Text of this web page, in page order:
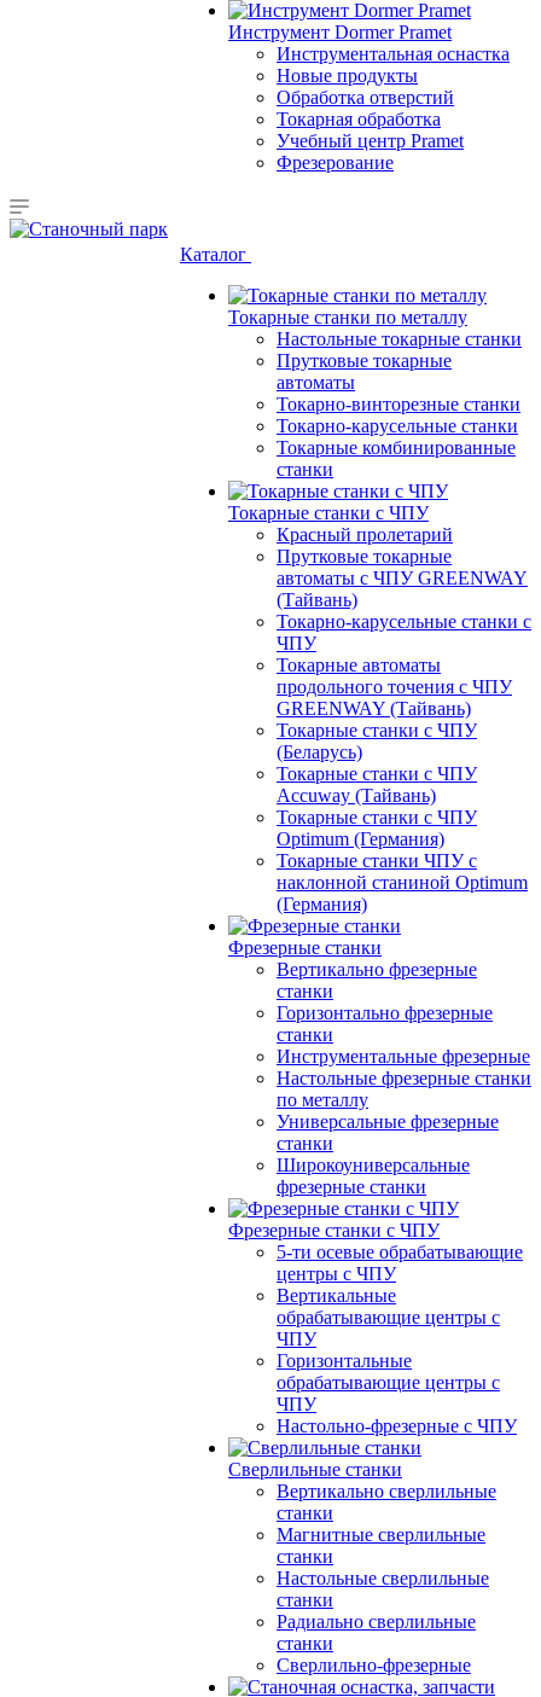
Инструмент Dormer Pramet
Инструментальная оснастка
Новые продукты
Обработка отверстий
Токарная обработка
Учебный центр Pramet
Фрезерование
Каталог
Токарные станки по металлу
Настольные токарные станки
Прутковые токарные
автоматы
Токарно-винторезные станки
Токарно-карусельные станки
Токарные комбинированные
станки
Токарные станки с ЧПУ
Красный пролетарий
Прутковые токарные
автоматы с ЧПУ GREENWAY
(Тайвань)
Токарно-карусельные станки с
ЧПУ
Токарные автоматы
продольного точения с ЧПУ
GREENWAY (Тайвань)
Токарные станки с ЧПУ
(Беларусь)
Токарные станки с ЧПУ
Accuway (Тайвань)
Токарные станки с ЧПУ
Optimum (Германия)
Токарные станки ЧПУ с
наклонной станиной Optimum
(Германия)
Фрезерные станки
Вертикально фрезерные
станки
Горизонтально фрезерные
станки
Инструментальные фрезерные
Настольные фрезерные станки
по металлу
Универсальные фрезерные
станки
Широкоуниверсальные
фрезерные станки
Фрезерные станки с ЧПУ
5-ти осевые обрабатывающие
центры с ЧПУ
Вертикальные
обрабатывающие центры с
ЧПУ
Горизонтальные
обрабатывающие центры с
ЧПУ
Настольно-фрезерные с ЧПУ
Сверлильные станки
Вертикально сверлильные
станки
Магнитные сверлильные
станки
Настольные сверлильные
станки
Радиально сверлильные
станки
Сверлильно-фрезерные